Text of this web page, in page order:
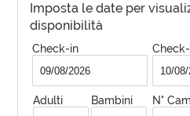
Imposta le date per
disponibilità
Check-in
Adulti Bambini N°